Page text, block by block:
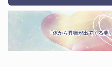
「体から異物が出てくる夢